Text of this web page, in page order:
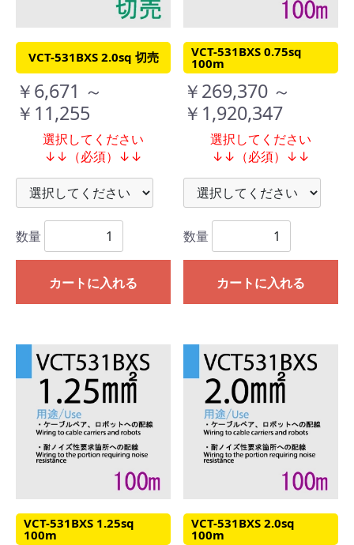
VCT-531BXS 2.0sq 切売
￥6,671 ～
￥11,255
選択してください
↓↓（必須）↓↓
数量
カートに入れる
VCT-531BXS 0.75sq
100m
￥269,370 ～
￥1,920,347
選択してください
↓↓（必須）↓↓
数量
カートに入れる
VCT-531BXS 1.25sq
100m
VCT-531BXS 2.0sq
100m